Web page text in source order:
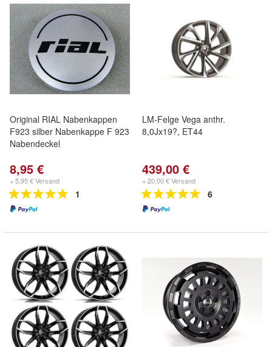
Original RIAL Nabenkappen
F923 silber Nabenkappe F 923
Nabendeckel
8,95 €
+ 5,95 € Versand
1
LM-Felge Vega anthr.
8,0Jx19?, ET44
439,00 €
+ 20,00 € Versand
6